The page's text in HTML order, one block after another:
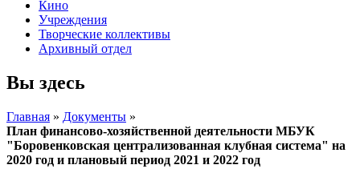
Кино
Учреждения
Творческие коллективы
Архивный отдел
Вы здесь
Главная » Документы »
План финансово-хозяйственной деятельности МБУК
"Боровенковская централизованная клубная система" на
2020 год и плановый период 2021 и 2022 год